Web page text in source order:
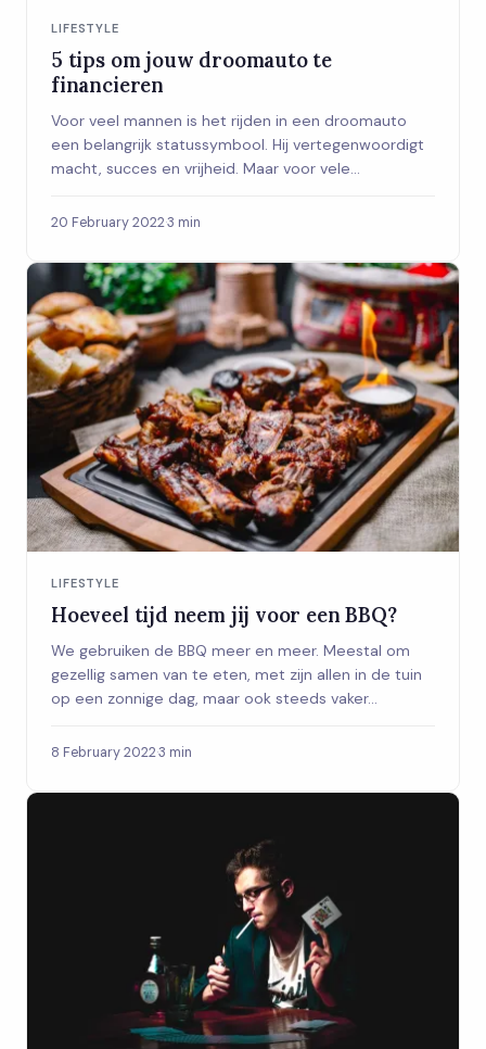
LIFESTYLE
5 tips om jouw droomauto te
financieren
Voor veel mannen is het rijden in een droomauto
een belangrijk statussymbool. Hij vertegenwoordigt
macht, succes en vrijheid. Maar voor vele...
20 February 2022·3 min
LIFESTYLE
Hoeveel tijd neem jij voor een BBQ?
We gebruiken de BBQ meer en meer. Meestal om
gezellig samen van te eten, met zijn allen in de tuin
op een zonnige dag, maar ook steeds vaker...
8 February 2022·3 min